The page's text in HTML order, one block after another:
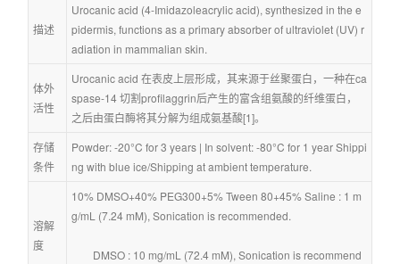
描述
Urocanic acid (4-Imidazoleacrylic acid), synthesized in the e
pidermis, functions as a primary absorber of ultraviolet (UV) r
adiation in mammalian skin.
体外
活性
Urocanic acid 在表皮上层形成，其来源于丝聚蛋白，一种在ca
spase-14 切割profilaggrin后产生的富含组氨酸的纤维蛋白，
之后由蛋白酶将其分解为组成氨基酸[1]。
存储
条件
Powder: -20°C for 3 years | In solvent: -80°C for 1 year Shippi
ng with blue ice/Shipping at ambient temperature.
溶解
度
10% DMSO+40% PEG300+5% Tween 80+45% Saline : 1 m
g/mL (7.24 mM), Sonication is recommended.